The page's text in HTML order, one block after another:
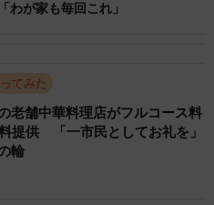
わが家も毎回これ」
てみた
老舗中華料理店がフルコース料
提供 「一市民としてお礼を」
輪